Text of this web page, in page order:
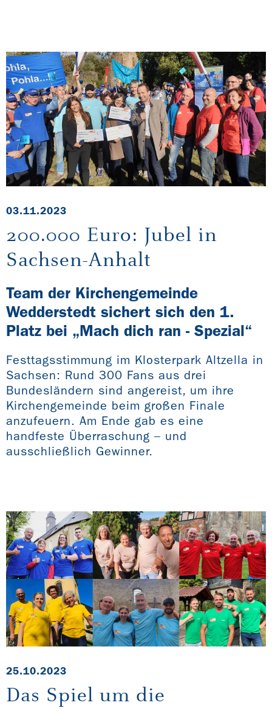
03.11.2023
200.000 Euro: Jubel in
Sachsen-Anhalt
Team der Kirchengemeinde
Wedderstedt sichert sich den 1.
Platz bei „Mach dich ran - Spezial“
Festtagsstimmung im Klosterpark Altzella in
Sachsen: Rund 300 Fans aus drei
Bundesländern sind angereist, um ihre
Kirchengemeinde beim großen Finale
anzufeuern. Am Ende gab es eine
handfeste Überraschung – und
ausschließlich Gewinner.
25.10.2023
Das Spiel um die